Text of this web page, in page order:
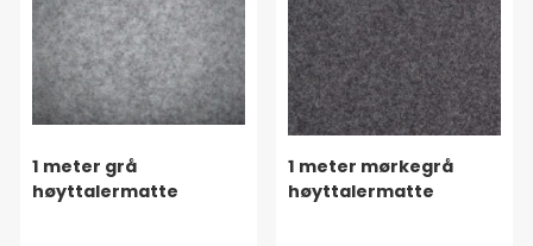
1 meter grå
høyttalermatte
1 meter mørkegrå
høyttalermatte